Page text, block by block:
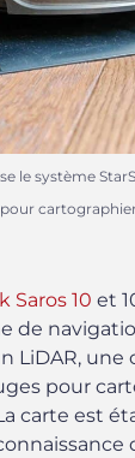
le système
Saros 10 et
de
LiDAR, une
pour
carte est